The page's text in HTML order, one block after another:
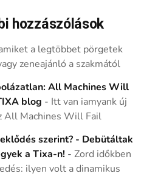
hozzászólások
a legtöbbet pörgetek
zeneajánló a szakmától
All Machines Will
blog - Itt van iamyank új
All Machines Will Fail
szerint? - Debütáltak
a Tixa-n! -Zord időkben
ilyen volt a dinamikus